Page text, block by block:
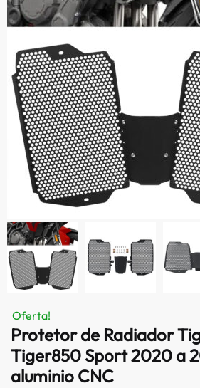
Oferta!
Protetor de Radiador
Tiger850 Sport 2020 a
aluminio CNC